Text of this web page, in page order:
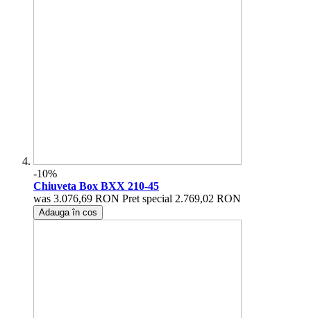
-10%
Chiuveta Box BXX 210-45
was 3.076,69 RON Pret special 2.769,02 RON
Adauga în cos